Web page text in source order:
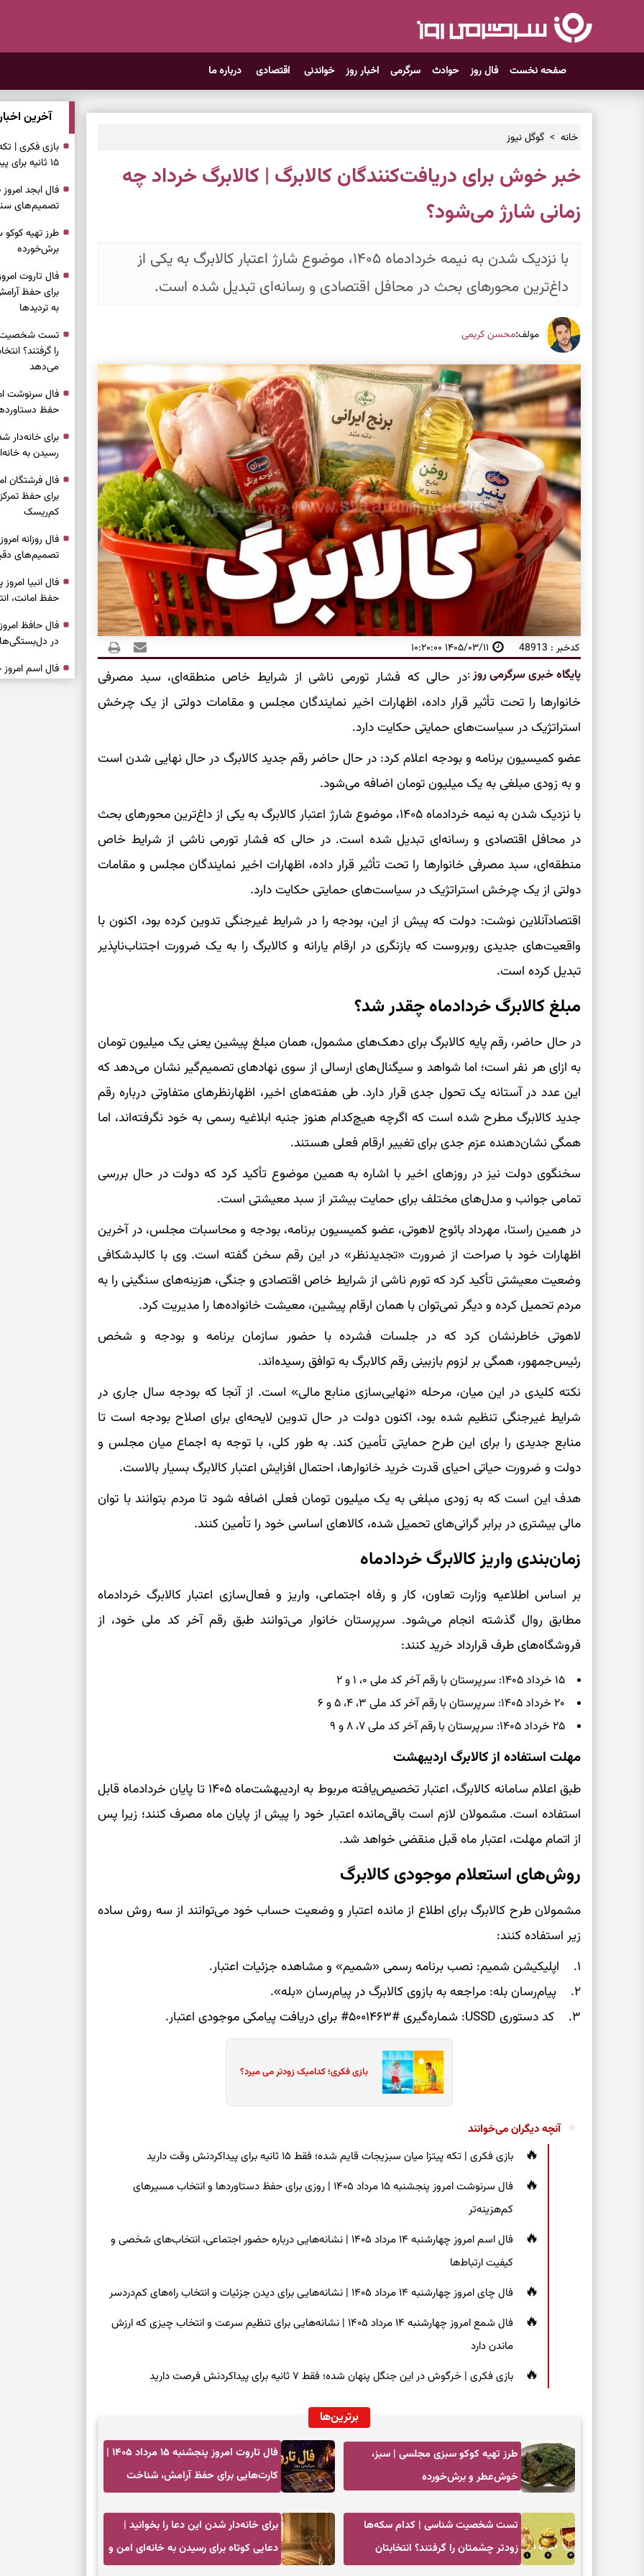
صفحه نخست فال روز حوادث سرگرمی اخبار روز خواندنی اقتصادی درباره ما
خانه گوگل نیوز
خبر خوش برای دریافت‌کنندگان کالابرگ | کالابرگ خرداد چه
زمانی شارژ می‌شود؟
با نزدیک شدن به نیمه خردادماه ۱۴۰۵، موضوع شارژ اعتبار کالابرگ به یکی از
داغ‌ترین محورهای بحث در محافل اقتصادی و رسانه‌ای تبدیل شده است.
مولف:محسن کریمی
کدخبر : 48913 ۱۴۰۵/۰۳/۱۱ ۱۰:۲۰:۰۰
پایگاه خبری سرگرمی روز:در حالی که فشار تورمی ناشی از شرایط خاص منطقه‌ای، سبد مصرفی
خانوارها را تحت تأثیر قرار داده، اظهارات اخیر نمایندگان مجلس و مقامات دولتی از یک چرخش
استراتژیک در سیاست‌های حمایتی حکایت دارد.
عضو کمیسیون برنامه و بودجه اعلام کرد: در حال حاضر رقم جدید کالابرگ در حال نهایی شدن است
و به زودی مبلغی به یک میلیون تومان اضافه می‌شود.
با نزدیک شدن به نیمه خردادماه ۱۴۰۵، موضوع شارژ اعتبار کالابرگ به یکی از داغ‌ترین محورهای بحث
در محافل اقتصادی و رسانه‌ای تبدیل شده است. در حالی که فشار تورمی ناشی از شرایط خاص
منطقه‌ای، سبد مصرفی خانوارها را تحت تأثیر قرار داده، اظهارات اخیر نمایندگان مجلس و مقامات
دولتی از یک چرخش استراتژیک در سیاست‌های حمایتی حکایت دارد.
اقتصادآنلاین نوشت: دولت که پیش از این، بودجه را در شرایط غیرجنگی تدوین کرده بود، اکنون با
واقعیت‌های جدیدی روبروست که بازنگری در ارقام یارانه و کالابرگ را به یک ضرورت اجتناب‌ناپذیر
تبدیل کرده است.
مبلغ کالابرگ خردادماه چقدر شد؟
در حال حاضر، رقم پایه کالابرگ برای دهک‌های مشمول، همان مبلغ پیشین یعنی یک میلیون تومان
به ازای هر نفر است؛ اما شواهد و سیگنال‌های ارسالی از سوی نهادهای تصمیم‌گیر نشان می‌دهد که
این عدد در آستانه یک تحول جدی قرار دارد. طی هفته‌های اخیر، اظهارنظرهای متفاوتی درباره رقم
جدید کالابرگ مطرح شده است که اگرچه هیچ‌کدام هنوز جنبه ابلاغیه رسمی به خود نگرفته‌اند، اما
همگی نشان‌دهنده عزم جدی برای تغییر ارقام فعلی هستند.
سخنگوی دولت نیز در روزهای اخیر با اشاره به همین موضوع تأکید کرد که دولت در حال بررسی
تمامی جوانب و مدل‌های مختلف برای حمایت بیشتر از سبد معیشتی است.
در همین راستا، مهرداد بائوج لاهوتی، عضو کمیسیون برنامه، بودجه و محاسبات مجلس، در آخرین
اظهارات خود با صراحت از ضرورت «تجدیدنظر» در این رقم سخن گفته است. وی با کالبدشکافی
وضعیت معیشتی تأکید کرد که تورم ناشی از شرایط خاص اقتصادی و جنگی، هزینه‌های سنگینی را به
مردم تحمیل کرده و دیگر نمی‌توان با همان ارقام پیشین، معیشت خانواده‌ها را مدیریت کرد.
لاهوتی خاطرنشان کرد که در جلسات فشرده با حضور سازمان برنامه و بودجه و شخص
رئیس‌جمهور، همگی بر لزوم بازبینی رقم کالابرگ به توافق رسیده‌اند.
نکته کلیدی در این میان، مرحله «نهایی‌سازی منابع مالی» است. از آنجا که بودجه سال جاری در
شرایط غیرجنگی تنظیم شده بود، اکنون دولت در حال تدوین لایحه‌ای برای اصلاح بودجه است تا
منابع جدیدی را برای این طرح حمایتی تأمین کند. به طور کلی، با توجه به اجماع میان مجلس و
دولت و ضرورت حیاتی احیای قدرت خرید خانوارها، احتمال افزایش اعتبار کالابرگ بسیار بالاست.
هدف این است که به زودی مبلغی به یک میلیون تومان فعلی اضافه شود تا مردم بتوانند با توان
مالی بیشتری در برابر گرانی‌های تحمیل شده، کالاهای اساسی خود را تأمین کنند.
زمان‌بندی واریز کالابرگ خردادماه
بر اساس اطلاعیه وزارت تعاون، کار و رفاه اجتماعی، واریز و فعال‌سازی اعتبار کالابرگ خردادماه
مطابق روال گذشته انجام می‌شود. سرپرستان خانوار می‌توانند طبق رقم آخر کد ملی خود، از
فروشگاه‌های طرف قرارداد خرید کنند:
۱۵ خرداد ۱۴۰۵: سرپرستان با رقم آخر کد ملی ۰، ۱ و ۲
۲۰ خرداد ۱۴۰۵: سرپرستان با رقم آخر کد ملی ۳، ۴، ۵ و ۶
۲۵ خرداد ۱۴۰۵: سرپرستان با رقم آخر کد ملی ۷، ۸ و ۹
مهلت استفاده از کالابرگ اردیبهشت
طبق اعلام سامانه کالابرگ، اعتبار تخصیص‌یافته مربوط به اردیبهشت‌ماه ۱۴۰۵ تا پایان خردادماه قابل
استفاده است. مشمولان لازم است باقی‌مانده اعتبار خود را پیش از پایان ماه مصرف کنند؛ زیرا پس
از اتمام مهلت، اعتبار ماه قبل منقضی خواهد شد.
روش‌های استعلام موجودی کالابرگ
مشمولان طرح کالابرگ برای اطلاع از مانده اعتبار و وضعیت حساب خود می‌توانند از سه روش ساده
زیر استفاده کنند:
۱. اپلیکیشن شمیم: نصب برنامه رسمی «شمیم» و مشاهده جزئیات اعتبار.
۲. پیام‌رسان بله: مراجعه به بازوی کالابرگ در پیام‌رسان «بله».
۳. کد دستوری USSD: شماره‌گیری #۵۰۰۱۴۶۳# برای دریافت پیامکی موجودی اعتبار.
بازی فکری؛ کدامیک زودتر می میرد؟
آنچه دیگران می‌خوانند
بازی فکری | تکه پیتزا میان سبزیجات قایم شده؛ فقط ۱۵ ثانیه برای پیداکردنش وقت دارید
فال سرنوشت امروز پنجشنبه ۱۵ مرداد ۱۴۰۵ | روزی برای حفظ دستاوردها و انتخاب مسیرهای
کم‌هزینه‌تر
فال اسم امروز چهارشنبه ۱۴ مرداد ۱۴۰۵ | نشانه‌هایی درباره حضور اجتماعی، انتخاب‌های شخصی و
کیفیت ارتباط‌ها
فال چای امروز چهارشنبه ۱۴ مرداد ۱۴۰۵ | نشانه‌هایی برای دیدن جزئیات و انتخاب راه‌های کم‌دردسر
فال شمع امروز چهارشنبه ۱۴ مرداد ۱۴۰۵ | نشانه‌هایی برای تنظیم سرعت و انتخاب چیزی که ارزش
ماندن دارد
بازی فکری | خرگوش در این جنگل پنهان شده؛ فقط ۷ ثانیه برای پیداکردنش فرصت دارید
برترین‌ها
طرز تهیه کوکو سبزی مجلسی | سبز،
خوش‌عطر و برش‌خورده
فال تاروت امروز پنجشنبه ۱۵ مرداد ۱۴۰۵ |
کارت‌هایی برای حفظ آرامش، شناخت
تست شخصیت شناسی | کدام سکه‌ها
زودتر چشمتان را گرفتند؟ انتخابتان
برای خانه‌دار شدن این دعا را بخوانید |
دعایی کوتاه برای رسیدن به خانه‌ای امن و
آخرین
بازی فکری |
۱۵ ثانیه برای پیداکردنش وقت دارید
تصمیم‌های
طرز تهیه
برش‌خورده
برای حفظ
به تردیدها
تست شخصیت
را گرفتند؟
می‌دهد
حفظ
برای خانه‌دار
رسیدن به
برای حفظ
کم‌ریسک
تصمیم‌های
حفظ امانت،
در
درباره حضور